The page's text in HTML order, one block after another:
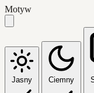
Motyw
Jasny Ciemny